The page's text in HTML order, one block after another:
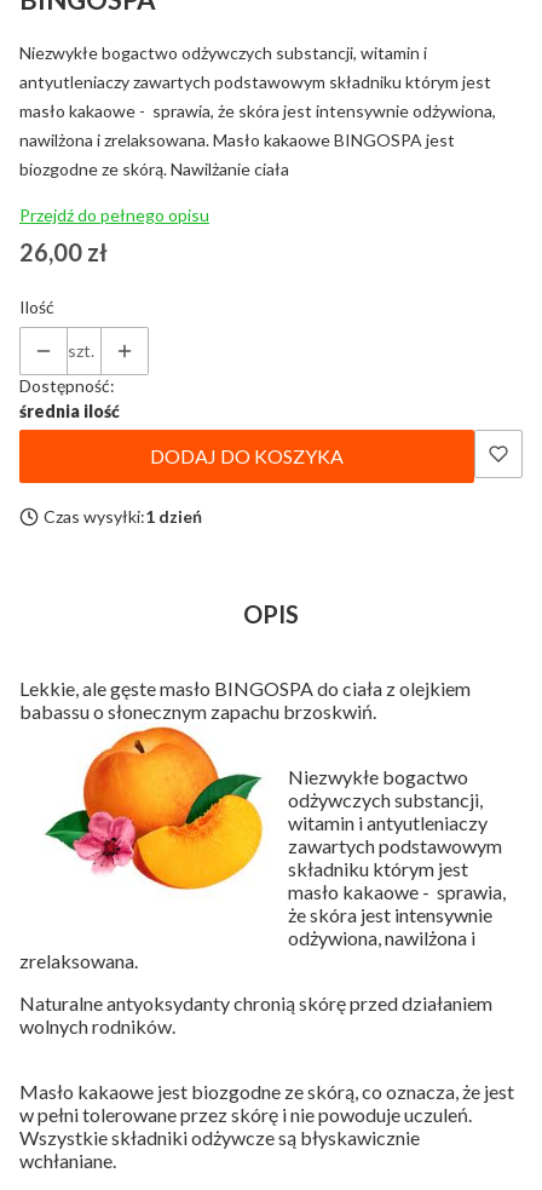
Niezwykłe bogactwo odżywczych substancji, witamin i
antyutleniaczy zawartych podstawowym składniku którym jest
masło kakaowe - sprawia, że skóra jest intensywnie odżywiona,
nawilżona i zrelaksowana. Masło kakaowe BINGOSPA jest
biozgodne ze skórą. Nawilżanie ciała
Przejdź do pełnego opisu
Cena
26,00 zł
Ilość
szt.
Dostępność:
średnia ilość
DODAJ DO KOSZYKA
Czas wysyłki:1 dzień
OPIS
Lekkie, ale gęste masło BINGOSPA do ciała z olejkiem
babassu o słonecznym zapachu brzoskwiń.
Niezwykłe bogactwo
odżywczych substancji,
witamin i antyutleniaczy
zawartych podstawowym
składniku którym jest
masło kakaowe - sprawia,
że skóra jest intensywnie
odżywiona, nawilżona i
zrelaksowana.
Naturalne antyoksydanty chronią skórę przed działaniem
wolnych rodników.
Masło kakaowe jest biozgodne ze skórą, co oznacza, że jest
w pełni tolerowane przez skórę i nie powoduje uczuleń.
Wszystkie składniki odżywcze są błyskawicznie
wchłaniane.